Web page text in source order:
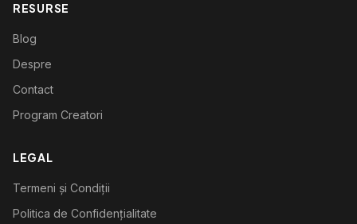
RESURSE
Blog
Despre
Contact
Program Creatori
LEGAL
Termeni și Condiții
Politica de Confidențialitate